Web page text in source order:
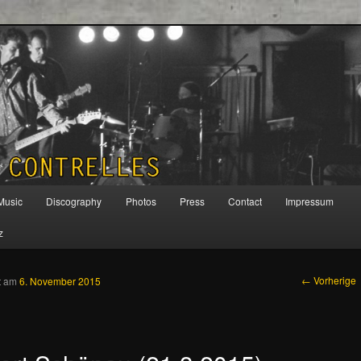
wechselnInhalt wechseln
Discography Photos Press Contact Impressum
← Vorherige
am6. November 2015